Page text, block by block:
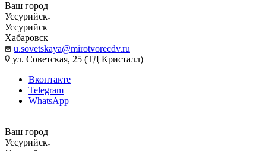
Ваш город
Уссурийск
Уссурийск
Хабаровск
u.sovetskaya@mirotvorecdv.ru
ул. Советская, 25 (ТД Кристалл)
Вконтакте
Telegram
WhatsApp
Ваш город
Уссурийск